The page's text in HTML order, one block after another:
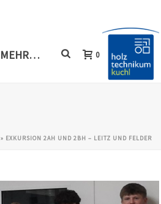
MEHR… 0
» EXKURSION 2AH UND 2BH – LEITZ UND FELDER